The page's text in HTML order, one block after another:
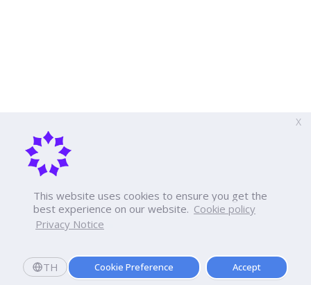
This website uses cookies to ensure you get the
best experience on our website. Cookie policy
Privacy Notice
TH Cookie Preference Accept
X